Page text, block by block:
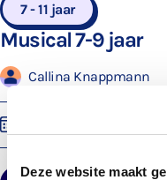
Deze website maakt
7 - 11 jaar
Musical 7-9 jaar
Callina Knappmann